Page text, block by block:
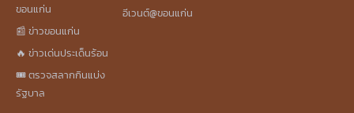
ขอนแก่น
📰 ข่าวขอนแก่น
🔥 ข่าวเด่นประเด็นร้อน
🎟️ ตรวจสลากกินแบ่ง
รัฐบาล
อีเวนต์@ขอนแก่น